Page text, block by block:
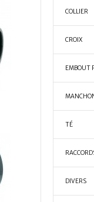
COLLIER
CROIX
EMBOUT
TÉ
DIVERS